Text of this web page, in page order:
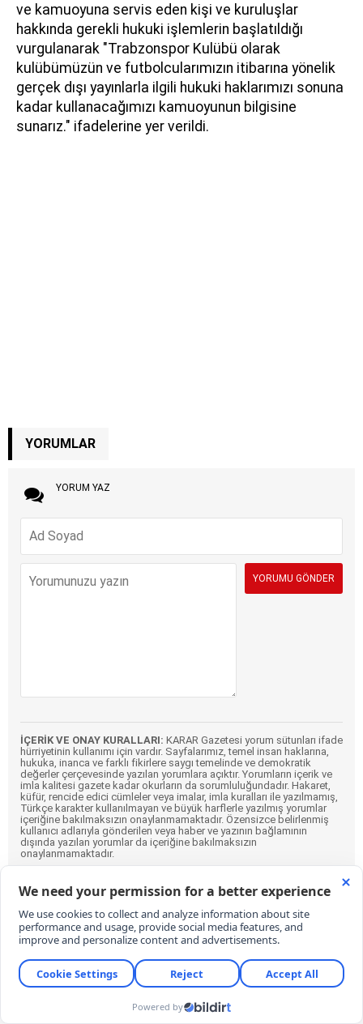
ve kamuoyuna servis eden kişi ve kuruluşlar
hakkında gerekli hukuki işlemlerin başlatıldığı
vurgulanarak "Trabzonspor Kulübü olarak
kulübümüzün ve futbolcularımızın itibarına yönelik
gerçek dışı yayınlarla ilgili hukuki haklarımızı sonuna
kadar kullanacağımızı kamuoyunun bilgisine
sunarız." ifadelerine yer verildi.
YORUMLAR
YORUM YAZ
İÇERİK VE ONAY KURALLARI: KARAR Gazetesi yorum sütunları ifade
hürriyetinin kullanımı için vardır. Sayfalarımız, temel insan haklarına,
hukuka, inanca ve farklı fikirlere saygı temelinde ve demokratik
değerler çerçevesinde yazılan yorumlara açıktır. Yorumların içerik ve
imla kalitesi gazete kadar okurların da sorumluluğundadır. Hakaret,
küfür, rencide edici cümleler veya imalar, imla kuralları ile yazılmamış,
Türkçe karakter kullanılmayan ve büyük harflerle yazılmış yorumlar
içeriğine bakılmaksızın onaylanmamaktadır. Özensizce belirlenmiş
kullanıcı adlarıyla gönderilen veya haber ve yazının bağlamının
dışında yazılan yorumlar da içeriğine bakılmaksızın
onaylanmamaktadır.